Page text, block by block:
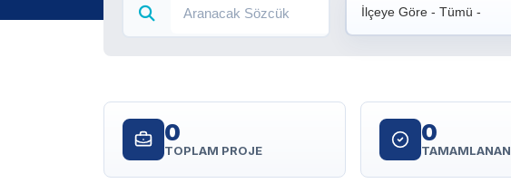
İlçeye Göre - Tümü -
0
TOPLAM PROJE
0
TAMAMLANAN